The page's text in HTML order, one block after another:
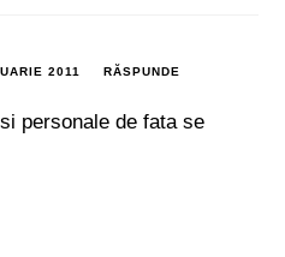
2011 RĂSPUNDE
personale de fata se